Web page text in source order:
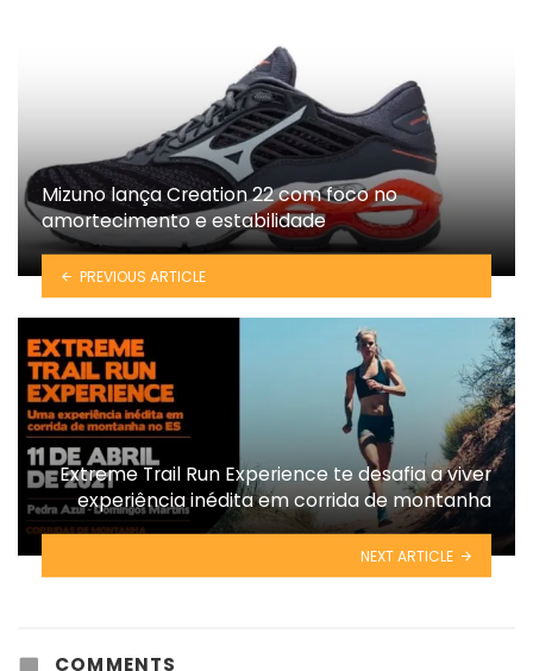
Mizuno lança Creation 22 com foco no
amortecimento e estabilidade
PREVIOUS ARTICLE
Extreme Trail Run Experience te desafia a viver
experiência inédita em corrida de montanha
NEXT ARTICLE
COMMENTS